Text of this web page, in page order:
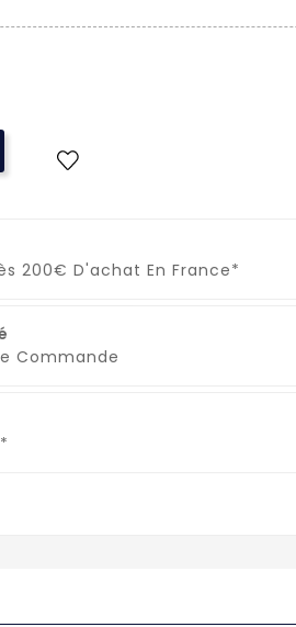
200€ D'achat En France*
Commande